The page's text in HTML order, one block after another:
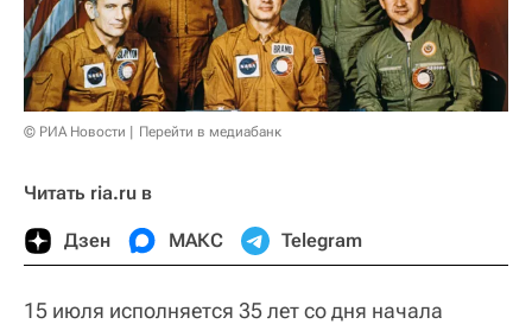
© РИА Новости Перейти в медиабанк
Читать ria.ru в
Дзен МАКС Telegram
15 июля исполняется 35 лет со дня начала